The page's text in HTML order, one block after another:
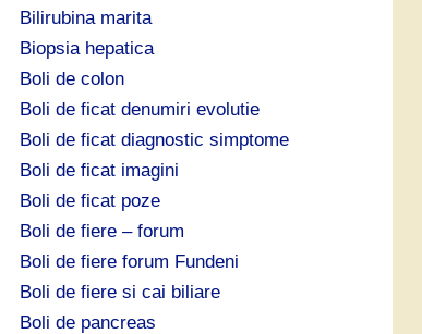
Bilirubina marita
Biopsia hepatica
Boli de colon
Boli de ficat denumiri evolutie
Boli de ficat diagnostic simptome
Boli de ficat imagini
Boli de ficat poze
Boli de fiere – forum
Boli de fiere forum Fundeni
Boli de fiere si cai biliare
Boli de pancreas